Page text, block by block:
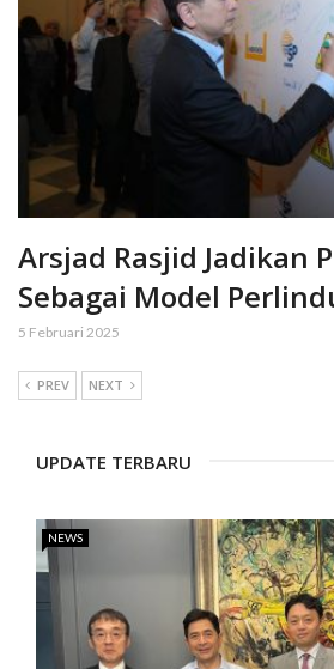
Arsjad Rasjid Jadikan
Sebagai Model
5 Februari 2025
PREV NEXT
UPDATE TERBARU
NEWS